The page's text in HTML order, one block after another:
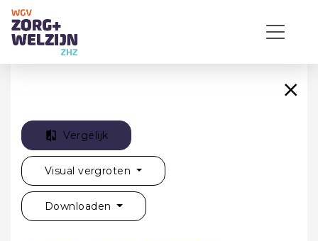
Vergelijk
Visual vergroten
Downloaden